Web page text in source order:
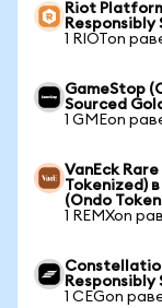
Riot
Responsibly
1 RIOTon
GameStop
Sourced
1 GMEon
VanEck
Tokenized)
(Ondo
1 REMXon
Responsibly
1 CEGon